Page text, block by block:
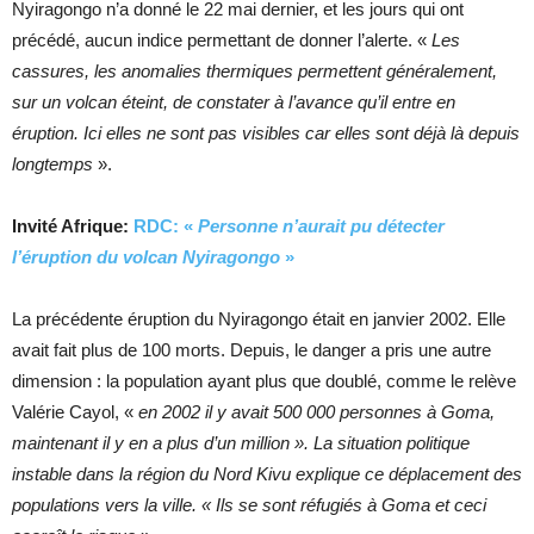
Nyiragongo n’a donné le 22 mai dernier, et les jours qui ont
précédé, aucun indice permettant de donner l’alerte. « Les
cassures, les anomalies thermiques permettent généralement,
sur un volcan éteint, de constater à l’avance qu’il entre en
éruption. Ici elles ne sont pas visibles car elles sont déjà là depuis
longtemps ».
Invité Afrique: RDC: « Personne n’aurait pu détecter
l’éruption du volcan Nyiragongo »
La précédente éruption du Nyiragongo était en janvier 2002. Elle
avait fait plus de 100 morts. Depuis, le danger a pris une autre
dimension : la population ayant plus que doublé, comme le relève
Valérie Cayol, « en 2002 il y avait 500 000 personnes à Goma,
maintenant il y en a plus d’un million ». La situation politique
instable dans la région du Nord Kivu explique ce déplacement des
populations vers la ville. « Ils se sont réfugiés à Goma et ceci